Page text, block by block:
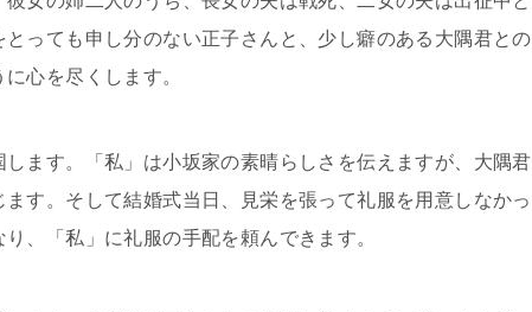
っても申し分のない正子さんと、少し癖のある大隅君との
心を尽くします。
ます。「私」は小坂家の素晴らしさを伝えますが、大隅君
す。そして結婚式当日、見栄を張って礼服を用意しなかっ
、「私」に礼服の手配を頼んできます。